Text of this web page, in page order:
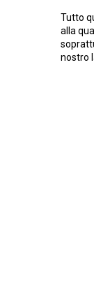
Tutto
alla
nostro